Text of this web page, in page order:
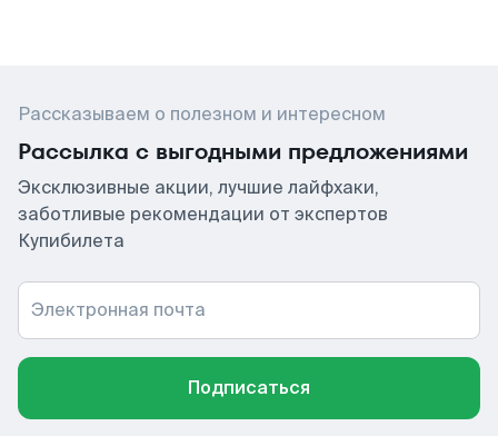
Рассказываем о полезном и интересном
Рассылка с выгодными предложениями
Эксклюзивные акции, лучшие лайфхаки,
заботливые рекомендации от экспертов
Купибилета
Электронная почта
Подписаться